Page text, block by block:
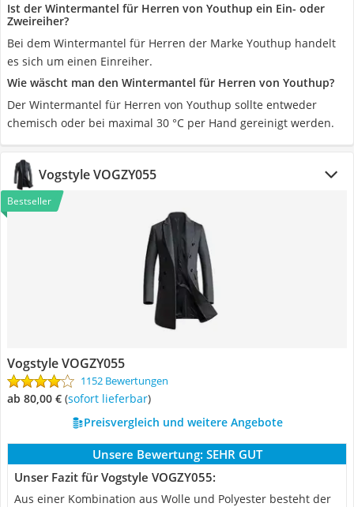
Ist der Wintermantel für Herren von Youthup ein Ein- oder
Zweireiher?
Bei dem Wintermantel für Herren der Marke Youthup handelt
es sich um einen Einreiher.
Wie wäscht man den Wintermantel für Herren von Youthup?
Der Wintermantel für Herren von Youthup sollte entweder
chemisch oder bei maximal 30 °C per Hand gereinigt werden.
Vogstyle VOGZY055
Bestseller
Vogstyle VOGZY055
1152 Bewertungen
ab 80,00 € ( Sofort lieferbar)
Preisvergleich und weitere Angebote
Unsere Bewertung: SEHR GUT
Unser Fazit für Vogstyle VOGZY055:
Aus einer Kombination aus Wolle und Polyester besteht der